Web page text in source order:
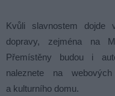
Kvůli slavnostem dojde
dopravy, zejména na
Přemístěny budou i
naleznete na
a kulturního domu.